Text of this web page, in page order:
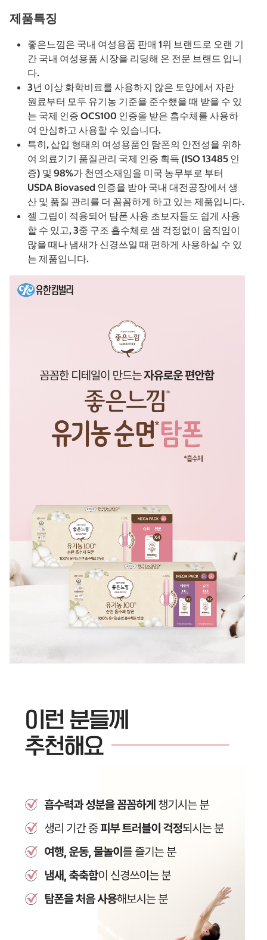
제품특징
좋은느낌은 국내 여성용품 판매 1위 브랜드로 오랜 기
간 국내 여성용품 시장을 리딩해 온 전문 브랜드 입니
다.
3년 이상 화학비료를 사용하지 않은 토양에서 자란
원료부터 모두 유기농 기준을 준수했을 때 받을 수 있
는 국제 인증 OCS100 인증을 받은 흡수체를 사용하
여 안심하고 사용할 수 있습니다.
특히, 삽입 형태의 여성용품인 탐폰의 안전성을 위하
여 의료기기 품질관리 국제 인증 획득 (ISO 13485 인
증) 및 98%가 천연소재임을 미국 농무부로 부터
USDA Biovased 인증을 받아 국내 대전공장에서 생
산 및 품질 관리를 더 꼼꼼하게 하고 있는 제품입니다.
젤 그립이 적용되어 탐폰 사용 초보자들도 쉽게 사용
할 수 있고, 3중 구조 흡수체로 샘 걱정없이 움직임이
많을 때나 냄새가 신경쓰일 때 편하게 사용하실 수 있
는 제품입니다.